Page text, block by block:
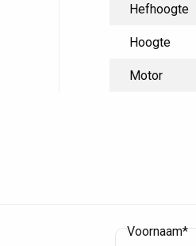
Hefhoogte
Hoogte
Motor
Voornaam*